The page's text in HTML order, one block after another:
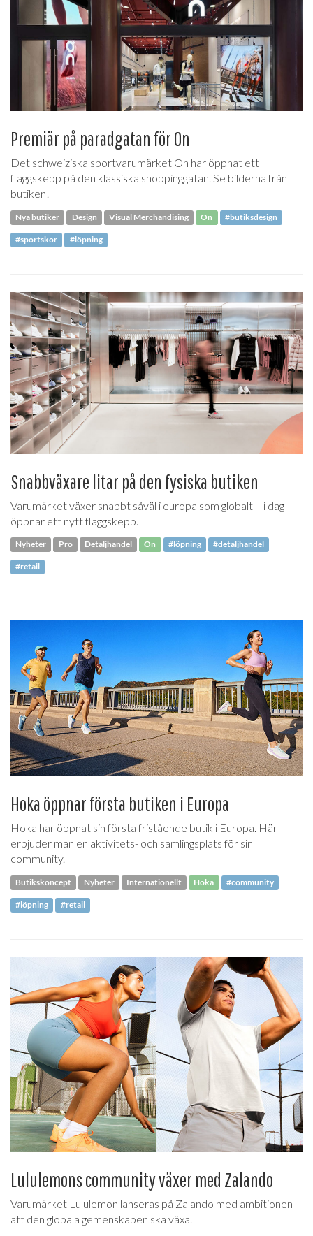
Premiär på paradgatan för On
Det schweiziska sportvarumärket On har öppnat ett
flaggskepp på den klassiska shoppinggatan. Se bilderna från
butiken!
Nya butiker Design Visual Merchandising On #butiksdesign
#sportskor #löpning
Snabbväxare litar på den fysiska butiken
Varumärket växer snabbt såväl i europa som globalt – i dag
öppnar ett nytt flaggskepp.
Nyheter Pro Detaljhandel On #löpning #detaljhandel
#retail
Hoka öppnar första butiken i Europa
Hoka har öppnat sin första fristående butik i Europa. Här
erbjuder man en aktivitets- och samlingsplats för sin
community.
Butikskoncept Nyheter Internationellt Hoka #community
#löpning #retail
Lululemons community växer med Zalando
Varumärket Lululemon lanseras på Zalando med ambitionen
att den globala gemenskapen ska växa.